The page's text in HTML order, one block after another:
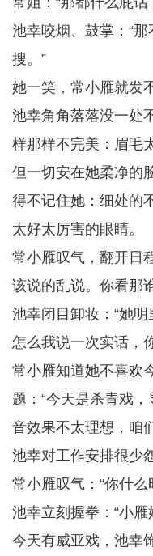
池幸咬烟、鼓掌：“
搜。”
她一笑，常小雁就发
池幸角角落落没一处
样那样不完美：眉毛
但一切安在她柔净的
得不记住她：细处的
太好太厉害的眼睛。
常小雁叹气，翻开日
该说的乱说。你看那
池幸闭目卸妆：“她
怎么我说一次实话，
常小雁知道她不喜欢
题：“今天是杀青戏
音效果不太理想，咱
池幸对工作安排很少
常小雁叹气：“你什
池幸立刻握拳：“小雁
今天有威亚戏，池幸